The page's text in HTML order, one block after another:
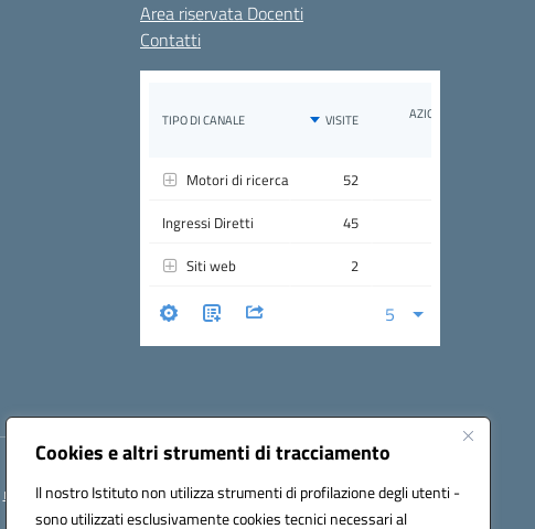
Cookies e altri strumenti di tracciamento
Il nostro Istituto non utilizza strumenti di profilazione degli utenti -
sono utilizzati esclusivamente cookies tecnici necessari al
Area riservata Docenti
Contatti
rmic8cw00p@pec.istruzione.it